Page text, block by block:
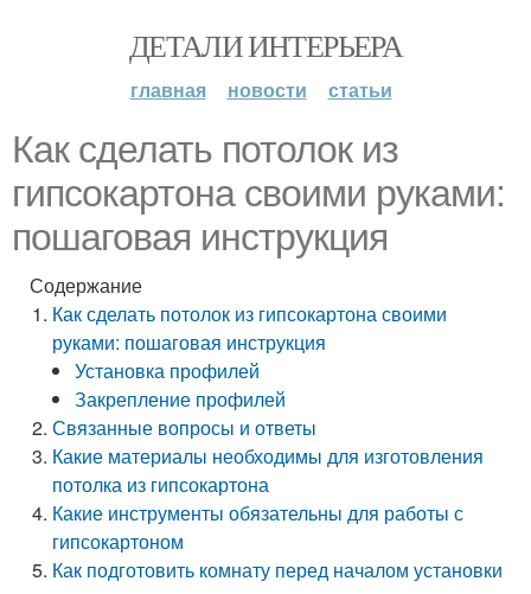
ДЕТАЛИ ИНТЕРЬЕРА
главная новости статьи
Как сделать потолок из
гипсокартона своими руками:
пошаговая инструкция
Содержание
Как сделать потолок из гипсокартона своими
руками: пошаговая инструкция
Установка профилей
Закрепление профилей
Связанные вопросы и ответы
Какие материалы необходимы для изготовления
потолка из гипсокартона
Какие инструменты обязательны для работы с
гипсокартоном
Как подготовить комнату перед началом установки